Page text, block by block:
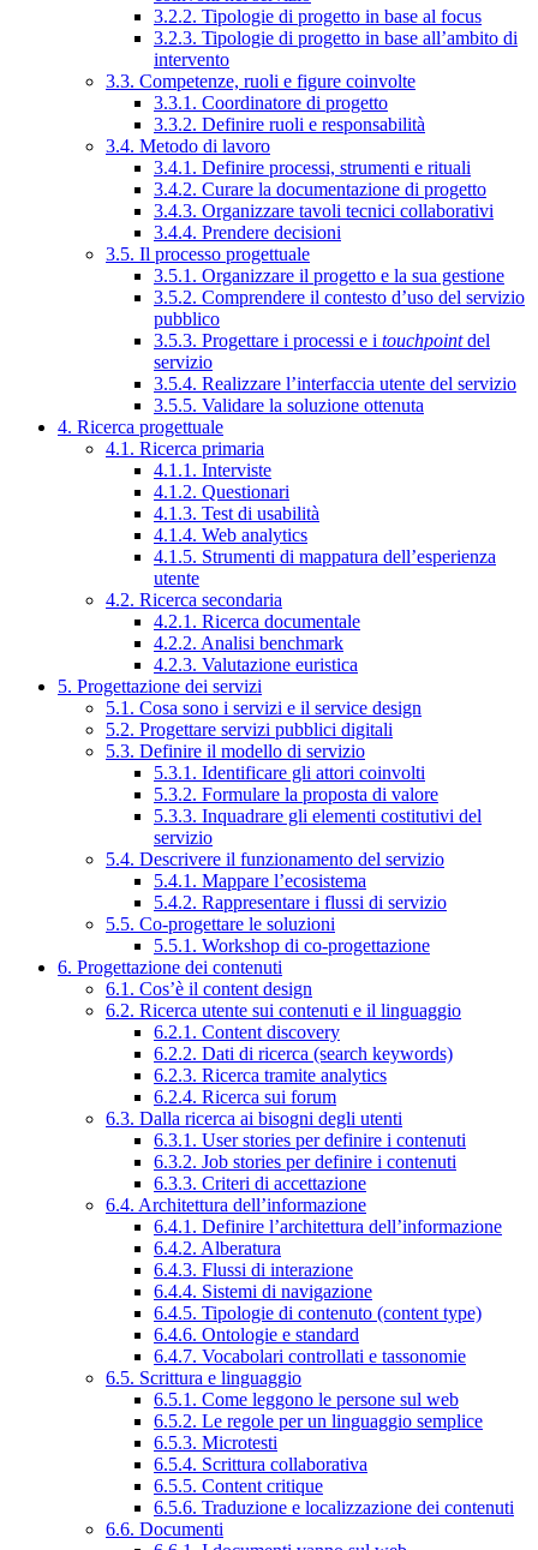
3.2.2. Tipologie di progetto in base al focus
3.2.3. Tipologie di progetto in base all’ambito di
intervento
3.3. Competenze, ruoli e figure coinvolte
3.3.1. Coordinatore di progetto
3.3.2. Definire ruoli e responsabilità
3.4. Metodo di lavoro
3.4.1. Definire processi, strumenti e rituali
3.4.2. Curare la documentazione di progetto
3.4.3. Organizzare tavoli tecnici collaborativi
3.4.4. Prendere decisioni
3.5. Il processo progettuale
3.5.1. Organizzare il progetto e la sua gestione
3.5.2. Comprendere il contesto d’uso del servizio
pubblico
3.5.3. Progettare i processi e i touchpointdel
servizio
3.5.4. Realizzare l’interfaccia utente del servizio
3.5.5. Validare la soluzione ottenuta
4. Ricerca progettuale
4.1. Ricerca primaria
4.1.1. Interviste
4.1.2. Questionari
4.1.3. Test di usabilità
4.1.4. Web analytics
4.1.5. Strumenti di mappatura dell’esperienza
utente
4.2. Ricerca secondaria
4.2.1. Ricerca documentale
4.2.2. Analisi benchmark
4.2.3. Valutazione euristica
5. Progettazione dei servizi
5.1. Cosa sono i servizi e il service design
5.2. Progettare servizi pubblici digitali
5.3. Definire il modello di servizio
5.3.1. Identificare gli attori coinvolti
5.3.2. Formulare la proposta di valore
5.3.3. Inquadrare gli elementi costitutivi del
servizio
5.4. Descrivere il funzionamento del servizio
5.4.1. Mappare l’ecosistema
5.4.2. Rappresentare i flussi di servizio
5.5. Co-progettare le soluzioni
5.5.1. Workshop di co-progettazione
6. Progettazione dei contenuti
6.1. Cos’è il content design
6.2. Ricerca utente sui contenuti e il linguaggio
6.2.1. Content discovery
6.2.2. Dati di ricerca (search keywords)
6.2.3. Ricerca tramite analytics
6.2.4. Ricerca sui forum
6.3. Dalla ricerca ai bisogni degli utenti
6.3.1. User stories per definire i contenuti
6.3.2. Job stories per definire i contenuti
6.3.3. Criteri di accettazione
6.4. Architettura dell’informazione
6.4.1. Definire l’architettura dell’informazione
6.4.2. Alberatura
6.4.3. Flussi di interazione
6.4.4. Sistemi di navigazione
6.4.5. Tipologie di contenuto (content type)
6.4.6. Ontologie e standard
6.4.7. Vocabolari controllati e tassonomie
6.5. Scrittura e linguaggio
6.5.1. Come leggono le persone sul web
6.5.2. Le regole per un linguaggio semplice
6.5.3. Microtesti
6.5.4. Scrittura collaborativa
6.5.5. Content critique
6.5.6. Traduzione e localizzazione dei contenuti
6.6. Documenti